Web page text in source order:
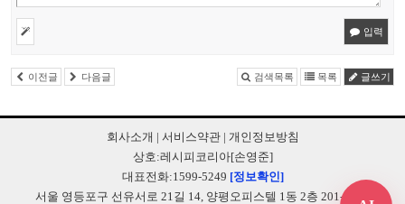
입력
이전글 다음글 검색목록 목록 글쓰기
회사소개 | 서비스약관| 개인정보방침
상호:레시피코리아[손영준]
대표전화:1599-5249 [정보확인]
서울 영등포구 선유서로 21길 14, 양평오피스텔 1동 2층 201-B248